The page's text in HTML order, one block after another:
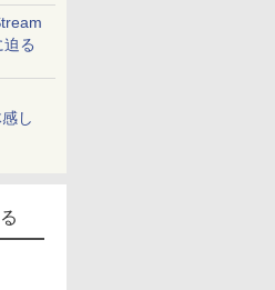
る
し